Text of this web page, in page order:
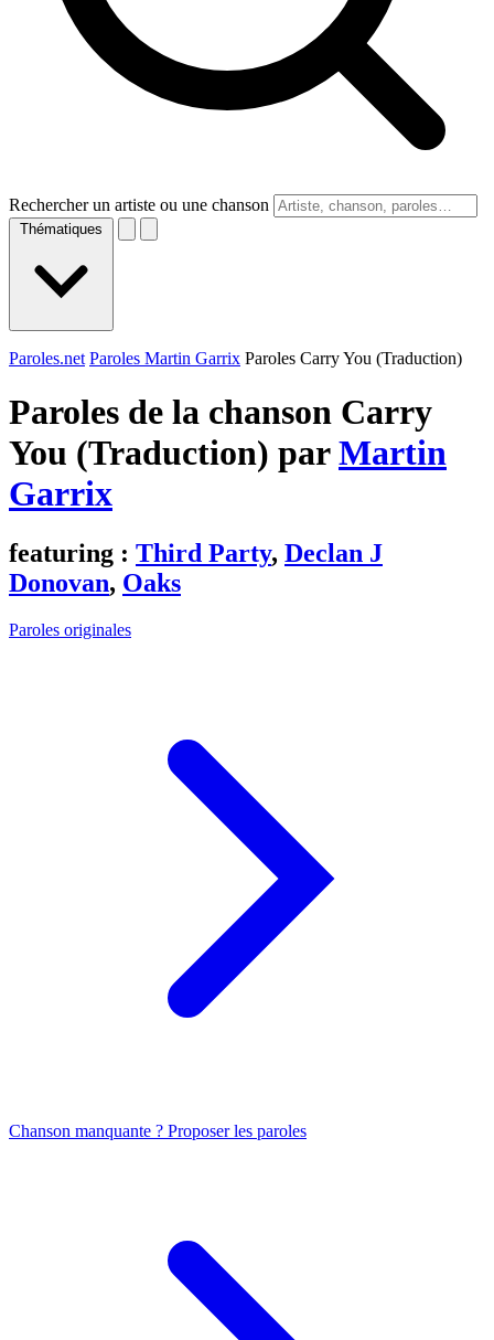
Rechercher un artiste ou une chanson
Thématiques
Paroles.net Paroles Martin Garrix Paroles Carry You (Traduction)
Paroles de la chanson Carry
You (Traduction) parMartin
Garrix
featuring : Third Party, Declan J
Donovan, Oaks
Paroles originales
Chanson manquante ? Proposer les paroles